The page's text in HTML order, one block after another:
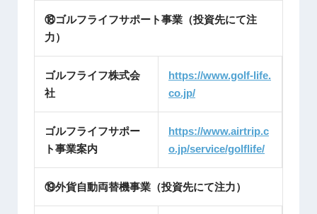
⑱ゴルフライフサポート事業（投資先にて注
力）
ゴルフライフ株式会
社
https://www.golf-life.
co.jp/
ゴルフライフサポー
ト事業案内
https://www.airtrip.c
o.jp/service/golflife/
⑲外貨自動両替機事業（投資先にて注力）